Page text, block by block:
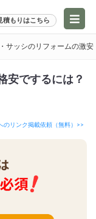
積もりはこちら
サッシのリフォームの激
安でするには？
のリンク掲載依頼（無料）>>